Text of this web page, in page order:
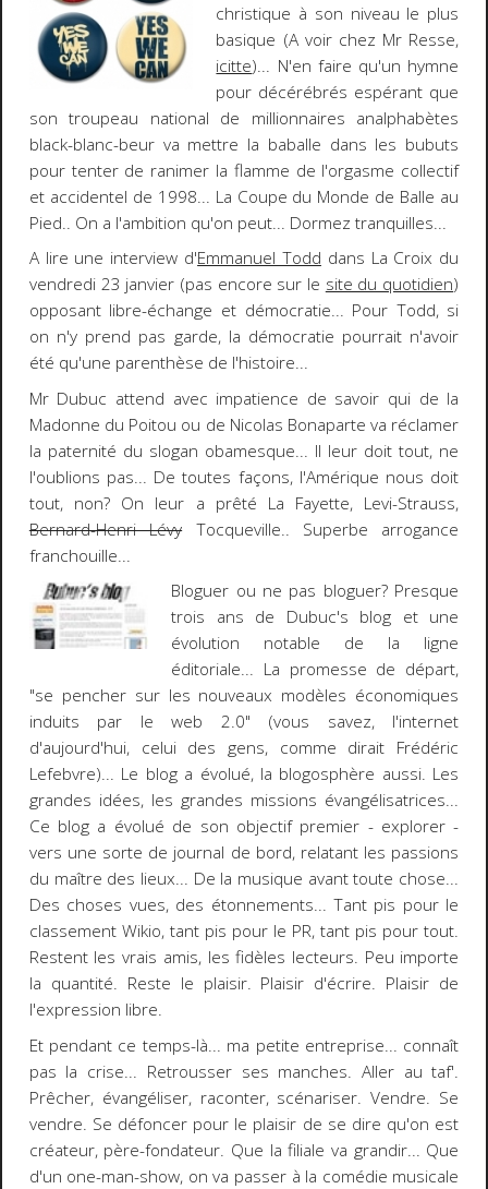
christique à son niveau le plus
basique (A voir chez Mr Resse,
icitte)... N'en faire qu'un hymne
pour décérébrés espérant que
son troupeau national de millionnaires analphabètes
black-blanc-beur va mettre la baballe dans les bubuts
pour tenter de ranimer la flamme de l'orgasme collectif
et accidentel de 1998... La Coupe du Monde de Balle au
Pied.. On a l'ambition qu'on peut... Dormez tranquilles...
A lire une interview d'Emmanuel Todd dans La Croix du
vendredi 23 janvier (pas encore sur le site du quotidien)
opposant libre-échange et démocratie... Pour Todd, si
on n'y prend pas garde, la démocratie pourrait n'avoir
été qu'une parenthèse de l'histoire...
Mr Dubuc attend avec impatience de savoir qui de la
Madonne du Poitou ou de Nicolas Bonaparte va réclamer
la paternité du slogan obamesque... Il leur doit tout, ne
l'oublions pas... De toutes façons, l'Amérique nous doit
tout, non? On leur a prêté La Fayette, Levi-Strauss,
Bernard-Henri LévyTocqueville.. Superbe arrogance
franchouille...
Bloguer ou ne pas bloguer?Presque
trois ans de Dubuc's blog et une
évolution notable de la ligne
éditoriale... La promesse de départ,
"se pencher sur les nouveaux modèles économiques
induits par le web 2.0" (vous savez, l'internet
d'aujourd'hui, celui des gens, comme dirait Frédéric
Lefebvre)... Le blog a évolué, la blogosphère aussi. Les
grandes idées, les grandes missions évangélisatrices...
Ce blog a évolué de son objectif premier - explorer -
vers une sorte de journal de bord, relatant les passions
du maître des lieux... De la musique avant toute chose...
Des choses vues, des étonnements... Tant pis pour le
classement Wikio, tant pis pour le PR, tant pis pour tout.
Restent les vrais amis, les fidèles lecteurs. Peu importe
la quantité. Reste le plaisir. Plaisir d'écrire. Plaisir de
l'expression libre.
Et pendant ce temps-là... ma petite entreprise... connaît
pas la crise... Retrousser ses manches. Aller au taf'.
Prêcher, évangéliser, raconter, scénariser. Vendre. Se
vendre. Se défoncer pour le plaisir de se dire qu'on est
créateur, père-fondateur. Que la filiale va grandir... Que
d'un one-man-show, on va passer à la comédie musicale